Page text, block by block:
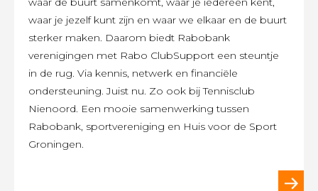
waar je jezelf kunt zijn en waar we elkaar en de buurt
sterker maken. Daarom biedt Rabobank
verenigingen met Rabo ClubSupport een steuntje
in de rug. Via kennis, netwerk en financiële
ondersteuning. Juist nu. Zo ook bij Tennisclub
Nienoord. Een mooie samenwerking tussen
Rabobank, sportvereniging en Huis voor de Sport
Groningen.